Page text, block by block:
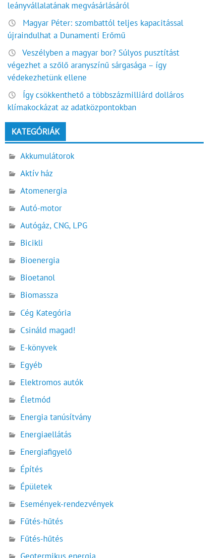
leányvállalatának megvásárlásáról
Magyar Péter: szombattól teljes kapacitással
újraindulhat a Dunamenti Erőmű
Veszélyben a magyar bor? Súlyos pusztítást
végezhet a szőlő aranyszínű sárgasága – így
védekezhetünk ellene
Így csökkenthető a többszázmilliárd dolláros
klímakockázat az adatközpontokban
KATEGÓRIÁK
Akkumulátorok
Aktív ház
Atomenergia
Autó-motor
Autógáz, CNG, LPG
Bicikli
Bioenergia
Bioetanol
Biomassza
Cég Kategória
Csináld magad!
E-könyvek
Egyéb
Elektromos autók
Életmód
Energia tanúsítvány
Energiaellátás
Energiafigyelő
Építés
Épületek
Események-rendezvények
Fűtés-hűtés
Fűtés-hűtés